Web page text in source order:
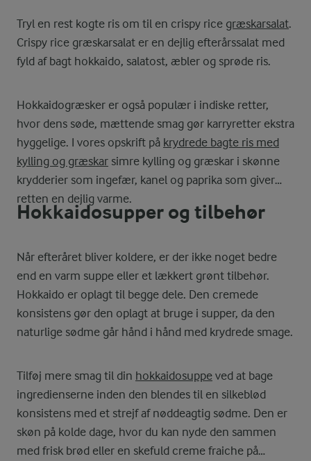
Tryl en rest kogte ris om til en crispy rice græskarsalat.
Crispy rice græskarsalat er en dejlig efterårssalat med
fyld af bagt hokkaido, salatost, æbler og sprøde ris.
Hokkaidogræsker er også populær i indiske retter,
hvor dens søde, mættende smag gør karryretter ekstra
hyggelige. I vores opskrift på krydrede bagte ris med
kylling og græskar simre kylling og græskar i skønne
krydderier som ingefær, kanel og paprika som giver
retten en dejlig varme.
Hokkaidosupper og tilbehør
Når efteråret bliver koldere, er der ikke noget bedre
end en varm suppe eller et lækkert grønt tilbehør.
Hokkaido er oplagt til begge dele. Den cremede
konsistens gør den oplagt at bruge i supper, da den
naturlige sødme går hånd i hånd med krydrede smage.
Tilføj mere smag til din hokkaidosuppe ved at bage
ingredienserne inden den blendes til en silkeblød
konsistens med et strejf af nøddeagtig sødme. Den er
skøn på kolde dage, hvor du kan nyde den sammen
med frisk brød eller en skefuld creme fraiche på